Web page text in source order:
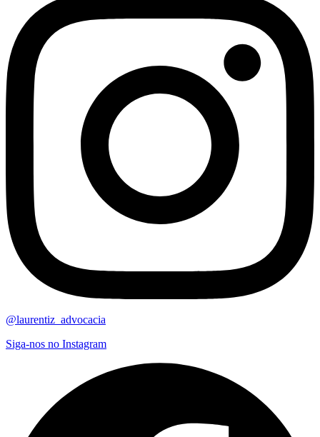
@laurentiz_advocacia
Siga-nos no Instagram